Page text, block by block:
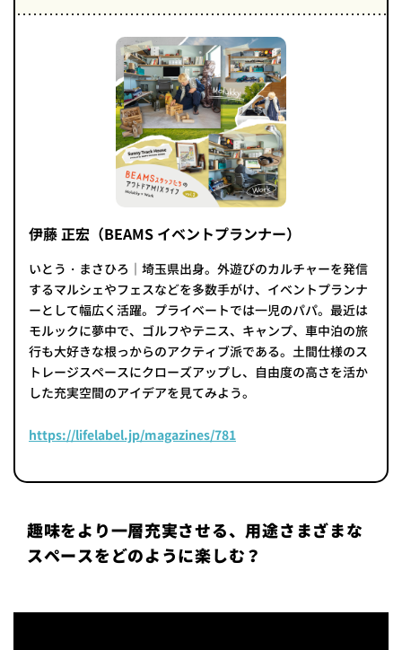
伊藤 正宏（BEAMS イベントプランナー）
いとう・まさひろ｜埼玉県出身。外遊びのカルチャーを発信
するマルシェやフェスなどを多数手がけ、イベントプランナ
ーとして幅広く活躍。プライベートでは一児のパパ。最近は
モルックに夢中で、ゴルフやテニス、キャンプ、車中泊の旅
行も大好きな根っからのアクティブ派である。土間仕様のス
トレージスペースにクローズアップし、自由度の高さを活か
した充実空間のアイデアを見てみよう。
https://lifelabel.jp/magazines/781
趣味をより一層充実させる、用途さまざまな
スペースをどのように楽しむ？